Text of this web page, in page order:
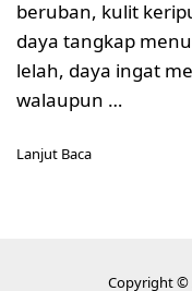
beruban, kulit
daya tangkap
lelah, daya ingat
walaupun …
Lanjut Baca
Copyright ©